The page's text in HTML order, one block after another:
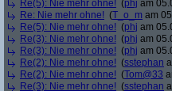
Re(5): Nie mehr ohne! (phj am
Re: Nie mehr ohne! (T_o_m am
Re(5): Nie mehr ohne! (phj am
Re(3): Nie mehr ohne! (phj am
Re(3): Nie mehr ohne! (phj am
Re(2): Nie mehr ohne! (sstephan
Re(2): Nie mehr ohne! (Tom@33
Re(3): Nie mehr ohne! (sstephan